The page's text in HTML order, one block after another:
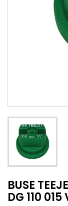
BUSE
DG 110 015